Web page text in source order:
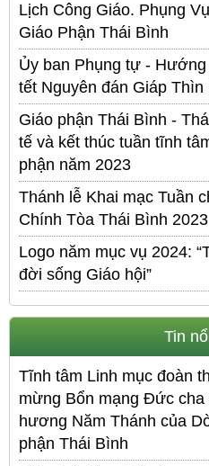
Lịch Công Giáo. Phụng
Giáo Phận Thái Bình
Ủy ban Phụng tự -
tết Nguyên đán Giáp Thìn
Giáo phận Thái Bình -
tế và kết thúc tuần tĩnh
phận năm 2023
Thánh lễ Khai mạc Tuần
Chính Tòa Thái Bình 2023
Logo năm mục vụ 2024:
đời sống Giáo hội”
Tin
Tĩnh tâm Linh mục đoàn
mừng Bổn mạng Đức
hương Năm Thánh của
phận Thái Bình